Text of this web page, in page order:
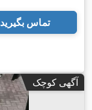
تماس بگیرید
آگهی کوچک